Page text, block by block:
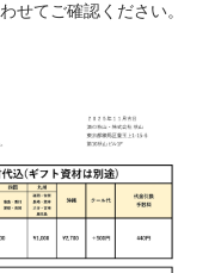
せてご確認ください。